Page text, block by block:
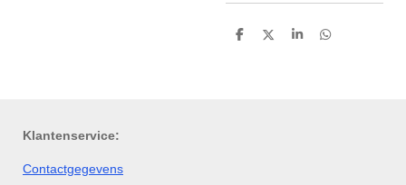
D
D
S
D
Klantenservice:
Contactgegevens